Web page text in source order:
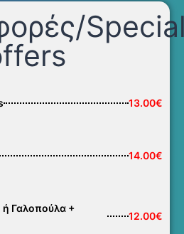
13.00€
14.00€
Γαλοπούλα +
12.00€